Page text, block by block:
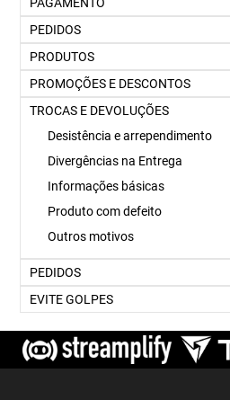
PEDIDOS
PRODUTOS
PROMOÇÕES E DESCONTOS
TROCAS E DEVOLUÇÕES
Desistência e arrependimento
Divergências na Entrega
Informações básicas
Produto com defeito
Outros motivos
PEDIDOS
EVITE GOLPES